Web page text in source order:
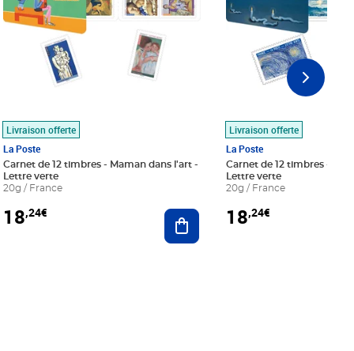
au panier
Livraison offerte
La Poste
Carnet de 12 timbres - Maman dans l'art -
Lettre verte
20g / France
18,24€ Ajouter au panier
Livraison offerte
La Poste
Carnet de 12 timbres - Le
Lettre verte
20g / France
18,24€